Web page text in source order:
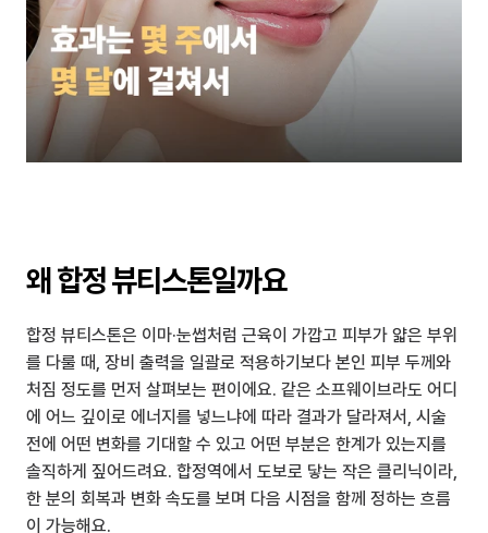
왜 합정 뷰티스톤일까요
합정 뷰티스톤은 이마·눈썹처럼 근육이 가깝고 피부가 얇은 부위
를 다룰 때, 장비 출력을 일괄로 적용하기보다 본인 피부 두께와
처짐 정도를 먼저 살펴보는 편이에요. 같은 소프웨이브라도 어디
에 어느 깊이로 에너지를 넣느냐에 따라 결과가 달라져서, 시술
전에 어떤 변화를 기대할 수 있고 어떤 부분은 한계가 있는지를
솔직하게 짚어드려요. 합정역에서 도보로 닿는 작은 클리닉이라,
한 분의 회복과 변화 속도를 보며 다음 시점을 함께 정하는 흐름
이 가능해요.